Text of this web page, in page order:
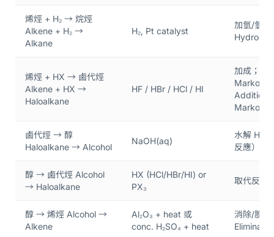
烯烴 + H₂ → 烷烴
Alkene + H₂ →
Alkane
H₂, Pt catalyst
加氫/氫化
烯烴 + HX → 鹵代烴
Alkene + HX →
Haloalkane
HF / HBr / HCl / HI
加成；遵
Addition;
鹵代烴 → 醇
Haloalkane → Alcohol
NaOH(aq)
水解
反應）
醇 → 鹵代烴 Alcohol
→ Haloalkane
HX (HCl/HBr/HI) or
PX₃
取代反應
醇 → 烯烴 Alcohol →
Alkene
Al₂O₃ + heat 或
conc. H₂SO₄ + heat
消除/脫水